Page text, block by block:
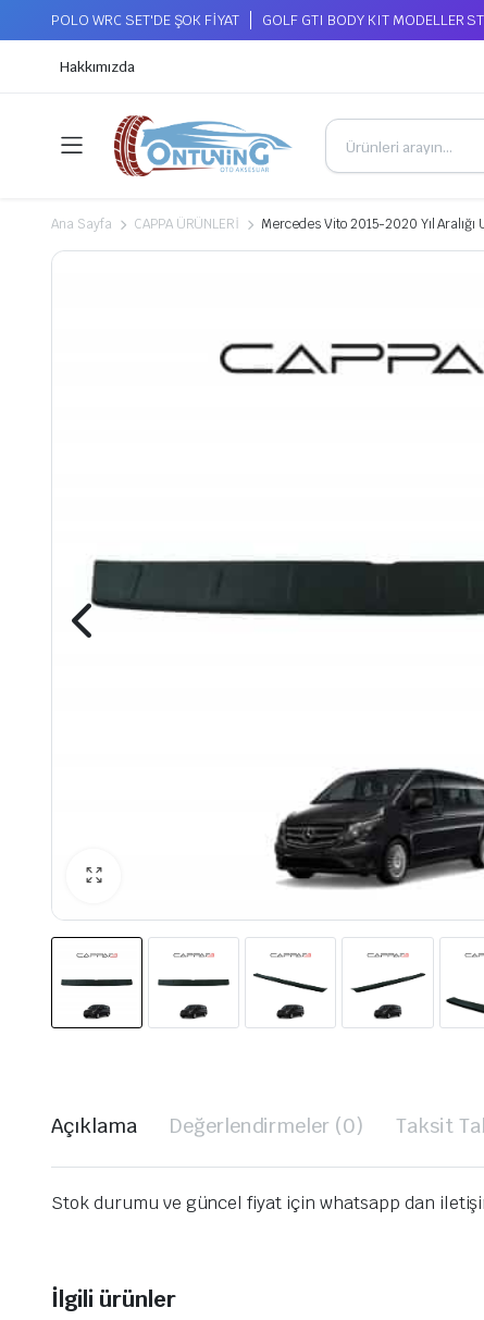
POLO WRC SET'DE ŞOK FİYAT GOLF GTI BODY KIT MODELLER
Hakkımızda
Ana Sayfa CAPPA ÜRÜNLERİ Mercedes Vito 2015-2020 Yıl
Açıklama Değerlendirmeler (0) Taksit
Stok durumu ve güncel fiyat için whatsapp dan
İlgili ürünler